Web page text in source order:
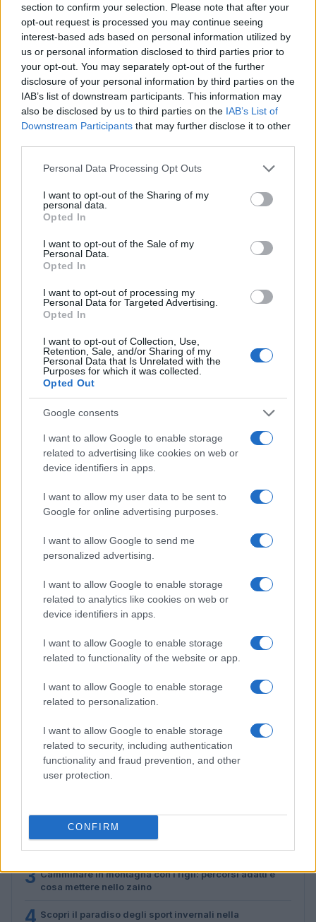
section to confirm your selection. Please note that after your
opt-out request is processed you may continue seeing
interest-based ads based on personal information utilized by
us or personal information disclosed to third parties prior to
your opt-out. You may separately opt-out of the further
disclosure of your personal information by third parties on the
IAB’s list of downstream participants. This information may
also be disclosed by us to third parties on the IAB’s List of
Downstream Participants that may further disclose it to other
Please note that this website/app uses one or more Google
not limited to your visit or usage behaviour. You may click to
grant or deny consent to Google and its third-party tags to
use your data for below specified purposes in below Google
consent section.
Personal Data Processing Opt Outs
I want to opt-out of the Sharing of my
personal data.
Opted In
I want to opt-out of the Sale of my
Personal Data.
Opted In
I want to opt-out of processing my
Personal Data for Targeted Advertising.
Opted In
I want to opt-out of Collection, Use,
Retention, Sale, and/or Sharing of my
Personal Data that Is Unrelated with the
Purposes for which it was collected.
Opted Out
Google consents
I want to allow Google to enable storage
related to advertising like cookies on web or
device identifiers in apps.
I want to allow my user data to be sent to
Google for online advertising purposes.
I want to allow Google to send me
personalized advertising.
I want to allow Google to enable storage
related to analytics like cookies on web or
device identifiers in apps.
I want to allow Google to enable storage
related to functionality of the website or app.
I want to allow Google to enable storage
related to personalization.
I want to allow Google to enable storage
related to security, including authentication
functionality and fraud prevention, and other
user protection.
CONFIRM
emozioni e canti
NEWS
Bocciature scolastiche: i casi giudiziari che hanno
Marco Tessari · 3 Ago 2026
estremo in Europa e oltre
Marco Tessari · 1 Ago 2026
PIÙ LETTI
2
Auto a noleggio a Cortina d’Ampezzo: soluzioni
3 Camminare in montagna con i figli: percorsi adatti e
cosa mettere nello zaino
4 Scopri il paradiso degli sport invernali nella